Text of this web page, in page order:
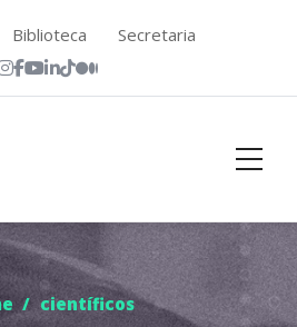
Biblioteca Secretaria
/ científicos